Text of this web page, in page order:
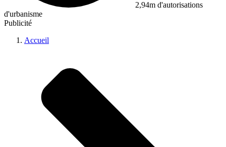
2,94m d'autorisations
d'urbanisme
Publicité
Accueil